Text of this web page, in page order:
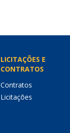
LICITAÇÕES E
CONTRATOS
Contratos
Licitações